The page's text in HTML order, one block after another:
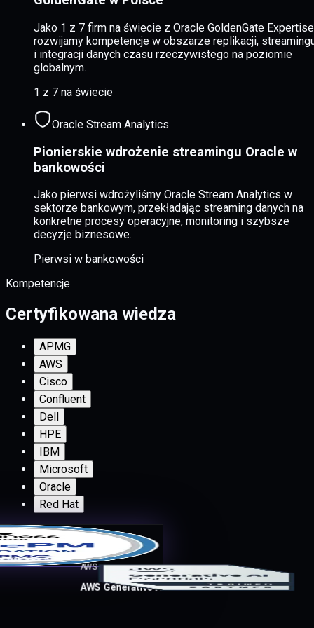
Jako 1 z 7 firm na świecie z Oracle GoldenGate Expertise
rozwijamy kompetencje w obszarze replikacji,
i integracji danych czasu rzeczywistego na poziomie
globalnym.
1 z 7 na świecie
Oracle Stream Analytics
Pionierskie wdrożenie streamingu Oracle w
bankowości
Jako pierwsi wdrożyliśmy Oracle Stream Analytics w
sektorze bankowym, przekładając streaming danych na
konkretne procesy operacyjne, monitoring i szybsze
decyzje biznesowe.
Pierwsi w bankowości
Kompetencje
Certyfikowana wiedza
APMG
AWS
Cisco
Confluent
Dell
HPE
IBM
Microsoft
Oracle
Red Hat
AWS
AWS Generative AI